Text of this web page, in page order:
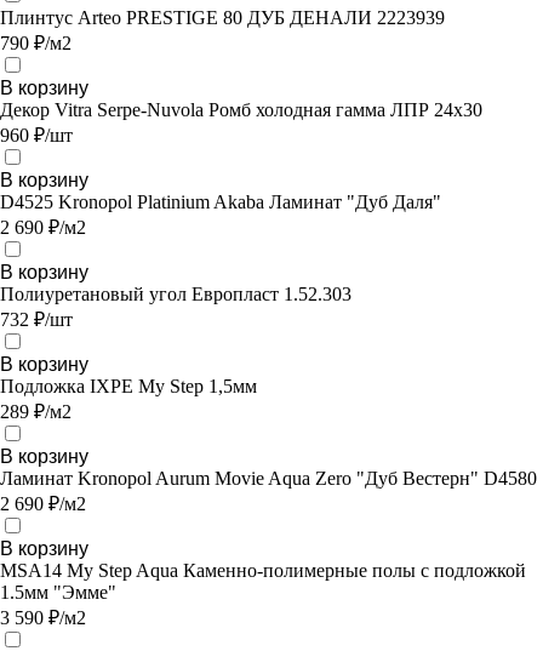
Плинтус Arteo PRESTIGE 80 ДУБ ДЕНАЛИ 2223939
790 ₽/м2
В корзину
Декор Vitra Serpe-Nuvola Ромб холодная гамма ЛПР 24х30
960 ₽/шт
В корзину
D4525 Kronopol Platinium Akaba Ламинат "Дуб Даля"
2 690 ₽/м2
В корзину
Полиуретановый угол Европласт 1.52.303
732 ₽/шт
В корзину
Подложка IXPE My Step 1,5мм
289 ₽/м2
В корзину
Ламинат Kronopol Aurum Movie Aqua Zero "Дуб Вестерн" D4580
2 690 ₽/м2
В корзину
MSA14 My Step Aqua Каменно-полимерные полы с подложкой
1.5мм "Эмме"
3 590 ₽/м2